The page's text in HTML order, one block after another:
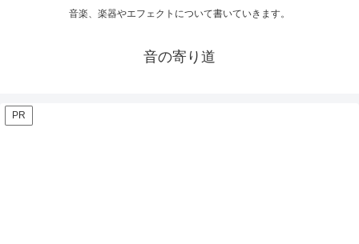
音楽、楽器やエフェクトについて書いていきます。
音の寄り道
PR